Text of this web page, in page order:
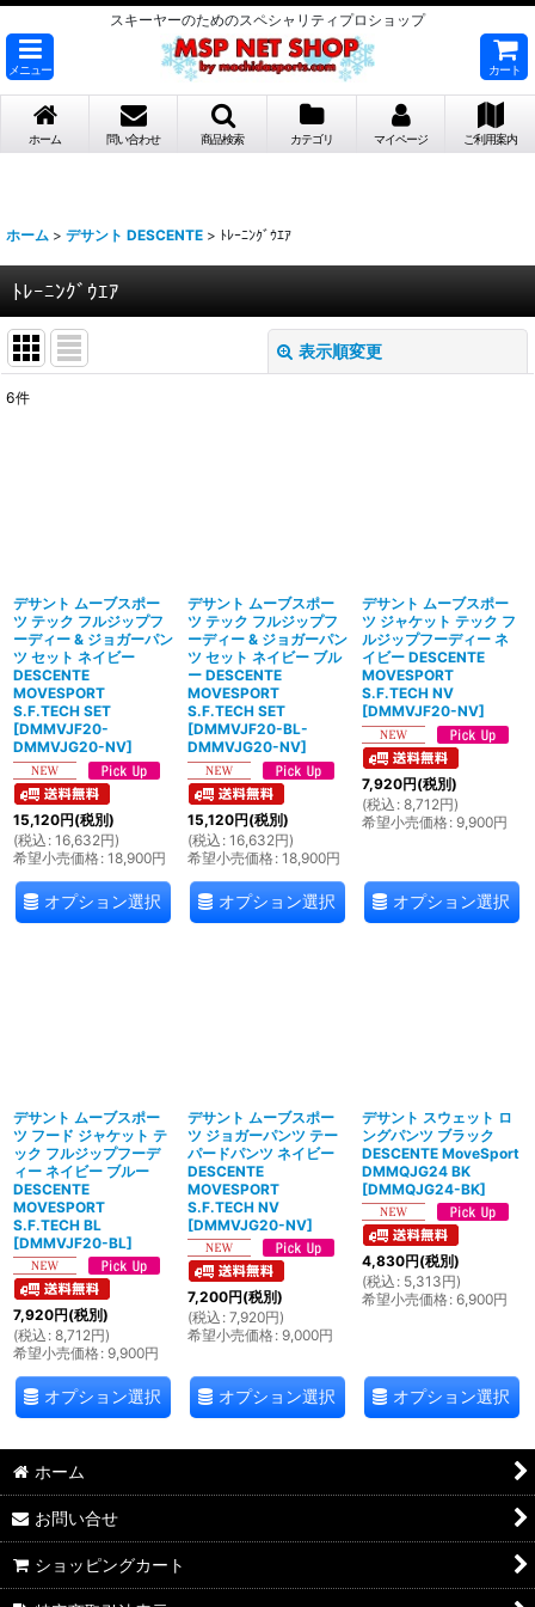
スキーヤーのためのスペシャリティプロショップ
メニュー カート
ホーム 問い合わせ 商品検索 カテゴリ マイページ ご利用案内
ホーム > デサント DESCENTE > ﾄﾚｰﾆﾝｸﾞｳｴｱ
ﾄﾚｰﾆﾝｸﾞｳｴｱ
表示順変更
6件
デサント ムーブスポー
ツ テック フルジップフ
ーディー & ジョガーパン
ツ セット ネイビー
DESCENTE
MOVESPORT
S.F.TECH SET
[DMMVJF20-
DMMVJG20-NV]
15,120円(税別)
(税込 : 16,632円)
希望小売価格: 18,900円
オプション選択
デサント ムーブスポー
ツ テック フルジップフ
ーディー & ジョガーパン
ツ セット ネイビー ブル
ー DESCENTE
MOVESPORT
S.F.TECH SET
[DMMVJF20-BL-
DMMVJG20-NV]
15,120円(税別)
(税込 : 16,632円)
希望小売価格: 18,900円
オプション選択
デサント ムーブスポー
ツ ジャケット テック フ
ルジップフーディー ネ
イビー DESCENTE
MOVESPORT
S.F.TECH NV
[DMMVJF20-NV]
7,920円(税別)
(税込 : 8,712円)
希望小売価格: 9,900円
オプション選択
デサント ムーブスポー
ツ フード ジャケット テ
ック フルジップフーデ
ィー ネイビー ブルー
DESCENTE
MOVESPORT
S.F.TECH BL
[DMMVJF20-BL]
7,920円(税別)
(税込 : 8,712円)
希望小売価格: 9,900円
オプション選択
デサント ムーブスポー
ツ ジョガーパンツ テー
パードパンツ ネイビー
DESCENTE
MOVESPORT
S.F.TECH NV
[DMMVJG20-NV]
7,200円(税別)
(税込 : 7,920円)
希望小売価格: 9,000円
オプション選択
デサント スウェット ロ
ングパンツ ブラック
DESCENTE MoveSport
DMMQJG24 BK
[DMMQJG24-BK]
4,830円(税別)
(税込 : 5,313円)
希望小売価格: 6,900円
オプション選択
ホーム
お問い合せ
ショッピングカート